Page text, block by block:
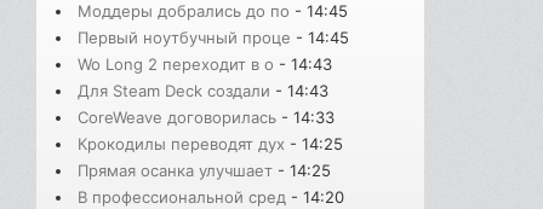
Моддеры добрались до по - 14:45
Первый ноутбучный проце - 14:45
Wo Long 2 переходит в о - 14:43
Для Steam Deck создали - 14:43
CoreWeave договорилась - 14:33
Крокодилы переводят дух - 14:25
Прямая осанка улучшает - 14:25
В профессиональной сред - 14:20